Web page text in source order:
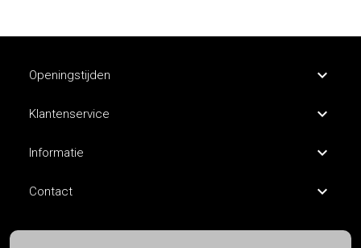
Openingstijden
Klantenservice
Informatie
Contact